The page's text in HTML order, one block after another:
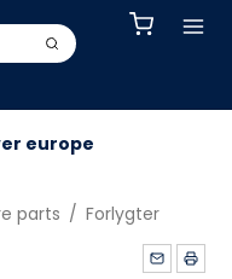
europe
parts / Forlygter